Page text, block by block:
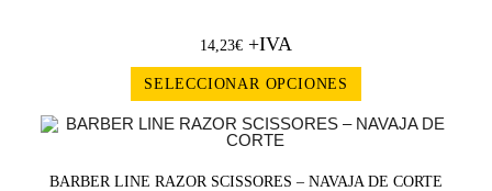
14,23€ +IVA
SELECCIONAR OPCIONES
BARBER LINE RAZOR SCISSORES – NAVAJA DE CORTE